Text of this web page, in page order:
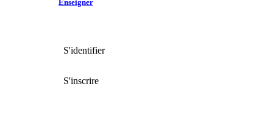
Enseigner
S'identifier
S'inscrire